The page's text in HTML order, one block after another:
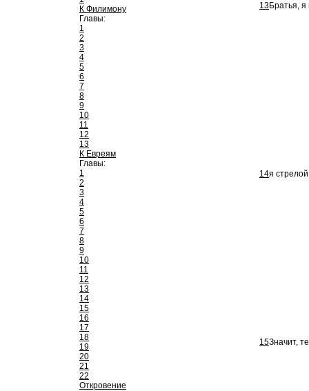
К Филимону
Главы:
1
2
3
4
5
6
7
8
9
10
11
12
13
К Евреям
Главы:
1
2
3
4
5
6
7
8
9
10
11
12
13
14
15
16
17
18
19
20
21
22
Откровение
13Братья,
14я
15Значит,